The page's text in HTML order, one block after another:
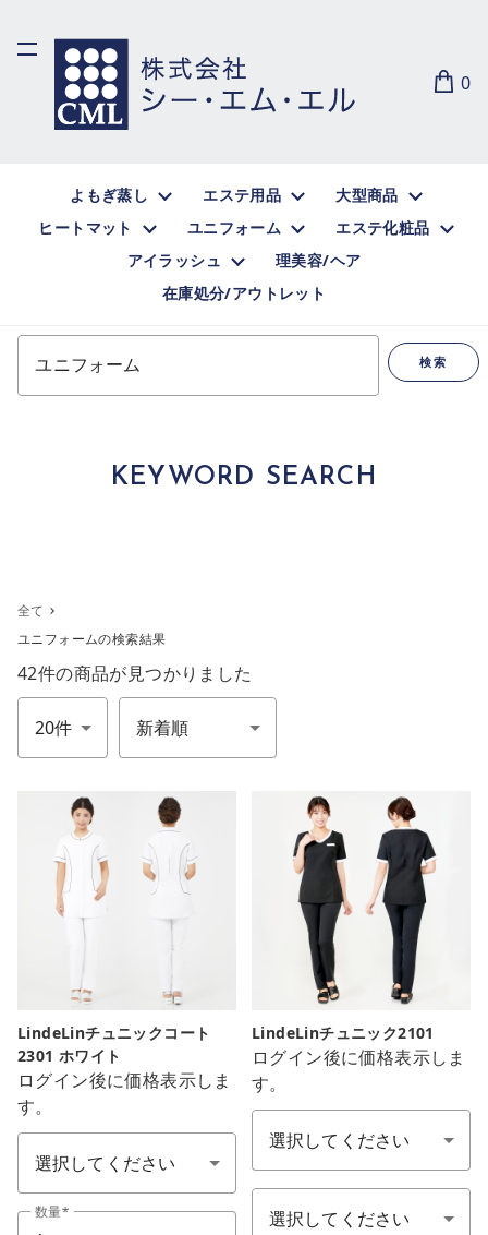
0
よもぎ蒸し エステ用品
大型商品
ヒートマット
ユニフォーム
エステ化粧品
アイラッシュ
理美容/ヘア
在庫処分/アウトレット
検索
KEYWORD SEARCH
全て
ユニフォームの検索結果
42件の商品が見つかりました
件数 並び順
LindeLinチュニックコート
2301 ホワイト
ログイン後に価格表示しま
す。
サイズ
数量
LindeLinチュニック2101
ログイン後に価格表示しま
す。
色：１カラ－×1カラ-
サイズ